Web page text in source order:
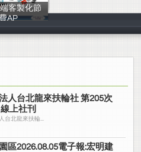
客製化節
AP
電信
人台北龍來扶輪社 第205次
上社刊
台北龍來扶輪...
區2026.08.05電子報:宏明建